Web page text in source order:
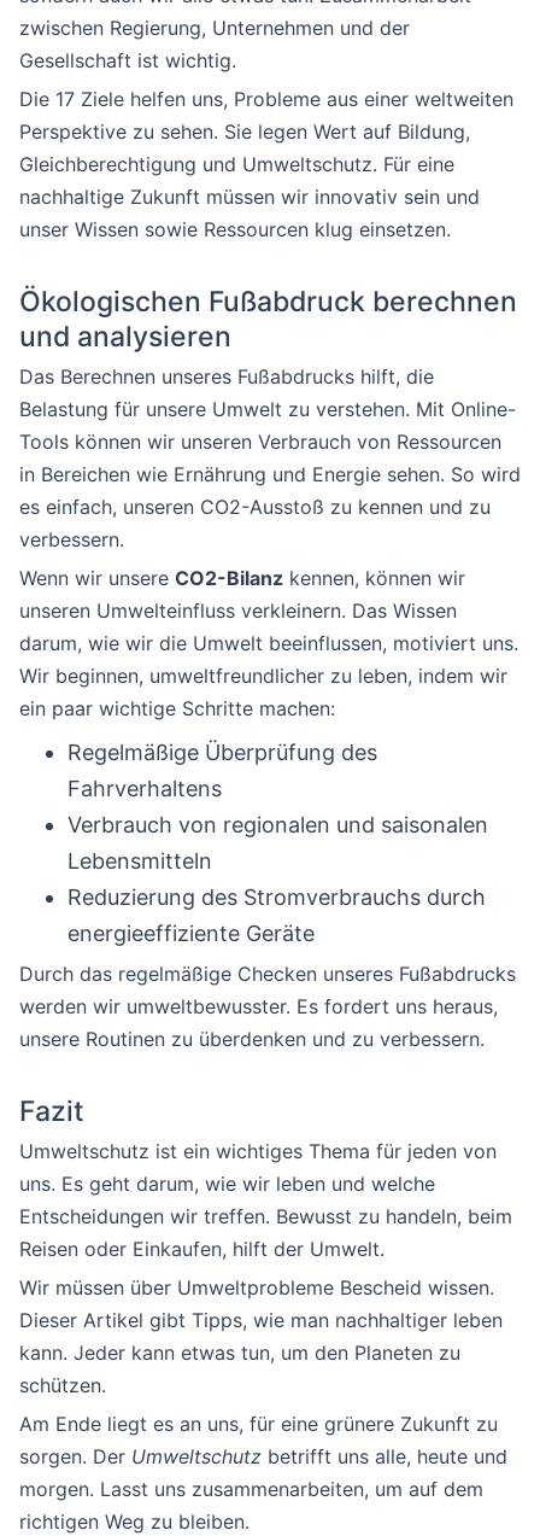
zwischen Regierung, Unternehmen und der
Gesellschaft ist wichtig.
Die 17 Ziele helfen uns, Probleme aus einer weltweiten
Perspektive zu sehen. Sie legen Wert auf Bildung,
Gleichberechtigung und Umweltschutz. Für eine
nachhaltige Zukunft müssen wir innovativ sein und
unser Wissen sowie Ressourcen klug einsetzen.
Ökologischen Fußabdruck berechnen
und analysieren
Das Berechnen unseres Fußabdrucks hilft, die
Belastung für unsere Umwelt zu verstehen. Mit Online-
Tools können wir unseren Verbrauch von Ressourcen
in Bereichen wie Ernährung und Energie sehen. So wird
es einfach, unseren CO2-Ausstoß zu kennen und zu
verbessern.
Wenn wir unsere CO2-Bilanz kennen, können wir
unseren Umwelteinfluss verkleinern. Das Wissen
darum, wie wir die Umwelt beeinflussen, motiviert uns.
Wir beginnen, umweltfreundlicher zu leben, indem wir
ein paar wichtige Schritte machen:
Regelmäßige Überprüfung des
Fahrverhaltens
Verbrauch von regionalen und saisonalen
Lebensmitteln
Reduzierung des Stromverbrauchs durch
energieeffiziente Geräte
Durch das regelmäßige Checken unseres Fußabdrucks
werden wir umweltbewusster. Es fordert uns heraus,
unsere Routinen zu überdenken und zu verbessern.
Fazit
Umweltschutz ist ein wichtiges Thema für jeden von
uns. Es geht darum, wie wir leben und welche
Entscheidungen wir treffen. Bewusst zu handeln, beim
Reisen oder Einkaufen, hilft der Umwelt.
Wir müssen über Umweltprobleme Bescheid wissen.
Dieser Artikel gibt Tipps, wie man nachhaltiger leben
kann. Jeder kann etwas tun, um den Planeten zu
schützen.
Am Ende liegt es an uns, für eine grünere Zukunft zu
sorgen. Der Umweltschutz betrifft uns alle, heute und
morgen. Lasst uns zusammenarbeiten, um auf dem
richtigen Weg zu bleiben.